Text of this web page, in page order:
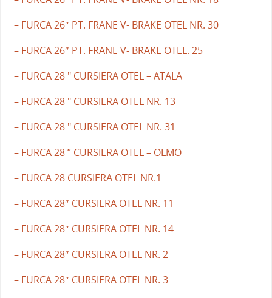
– FURCA 26″ PT. FRANE V- BRAKE OTEL NR. 30
– FURCA 26″ PT. FRANE V- BRAKE OTEL. 25
– FURCA 28 " CURSIERA OTEL – ATALA
– FURCA 28 " CURSIERA OTEL NR. 13
– FURCA 28 " CURSIERA OTEL NR. 31
– FURCA 28 ” CURSIERA OTEL – OLMO
– FURCA 28 CURSIERA OTEL NR.1
– FURCA 28″ CURSIERA OTEL NR. 11
– FURCA 28″ CURSIERA OTEL NR. 14
– FURCA 28″ CURSIERA OTEL NR. 2
– FURCA 28″ CURSIERA OTEL NR. 3